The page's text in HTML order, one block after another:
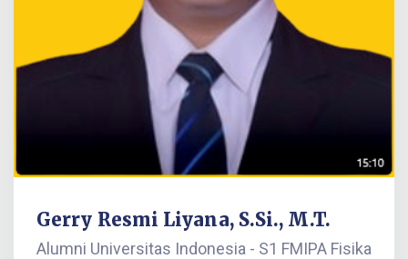
Gerry Resmi Liyana, S.Si., M.T.
Alumni Universitas Indonesia - S1 FMIPA Fisika